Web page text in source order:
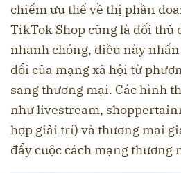
chiếm ưu thế về thị phần
TikTok Shop cũng là đối thủ
nhanh chóng, điều này
đổi của mạng xã hội từ
sang thương mại. Các hình
như livestream,
hợp giải trí) và thương mại
đẩy cuộc cách mạng thương